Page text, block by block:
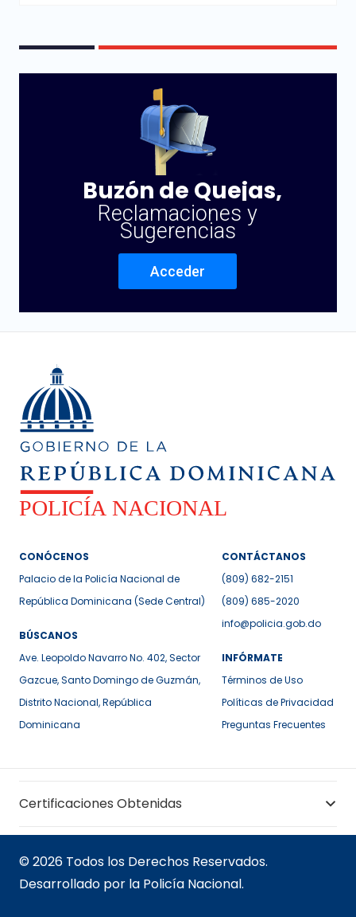
Buzón de Quejas,
Reclamaciones y
Sugerencias
Acceder
CONÓCENOS
Palacio de la Policía Nacional de
República Dominicana (Sede Central)
BÚSCANOS
Ave. Leopoldo Navarro No. 402, Sector
Gazcue, Santo Domingo de Guzmán,
Distrito Nacional, República
Dominicana
CONTÁCTANOS
(809) 682-2151
(809) 685-2020
info@policia.gob.do
INFÓRMATE
Términos de Uso
Políticas de Privacidad
Preguntas Frecuentes
Certificaciones Obtenidas
© 2026 Todos los Derechos Reservados.
Desarrollado por la Policía Nacional.